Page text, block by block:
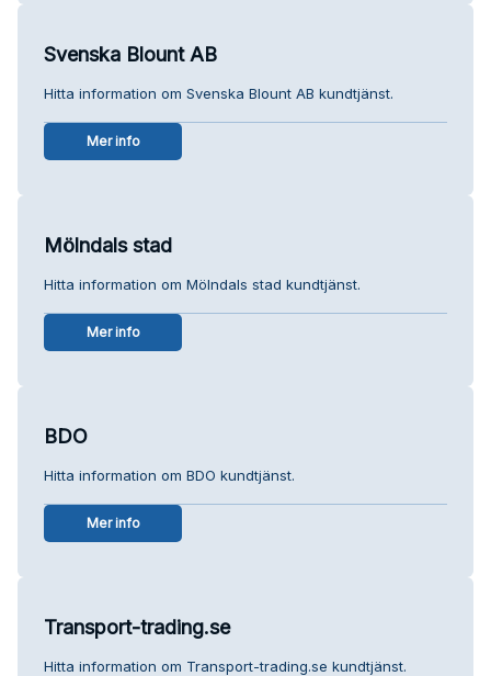
Svenska Blount AB
Hitta information om Svenska Blount AB kundtjänst.
Mer info
Mölndals stad
Hitta information om Mölndals stad kundtjänst.
Mer info
BDO
Hitta information om BDO kundtjänst.
Mer info
Transport-trading.se
Hitta information om Transport-trading.se kundtjänst.